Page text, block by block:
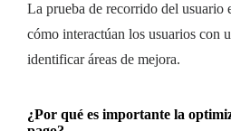
La prueba de recorrido del usuario
cómo interactúan los usuarios con
identificar áreas de mejora.
¿Por qué es importante la